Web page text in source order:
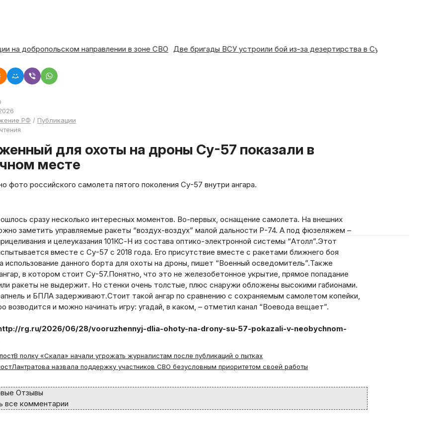
на добропольском направлении в зоне СВО Две бригады ВСУ устроили бой из-за дезертирства в Сумской области
РФ / Публикации
месте
фото российского самолета пятого поколения Су-57 внутри ангара.
сразу несколько интересных моментов. Во-первых, оснащение самолета. На внешних
заметить управляемые ракеты “воздух-воздух” малой дальности Р-74. А под фюзеляжем –
и целеуказания 101КС-Н из состава оптико-электронной системы “Атолл”.Этот
вместе с Су-57 с 2018 года. Его присутствие вместе с ракетами ближнего боя
использование данного борта для охоты на дроны, пишет “Военный осведомитель”.Также
в котором стоит Су-57.Понятно, что это не железобетонное укрытие, прямое попадание
ракеты не выдержит. Но стенки очень толстые, плюс снаружи обложены высокими габионами.
и БПЛА задерживают.Стоит такой ангар по сравнению с сохраняемым самолетом копейки,
возводится и можно начинать игру: угадай, в каком, – отметил канал “Воевода вещает”.
rg.ru/2026/06/28/vooruzhennyj-dlia-ohoty-na-drony-su-57-pokazali-v-neobychnom-
В полку «Скала» начали угрожать журналистам после публикаций о пытках
Лантратова назвала поддержку участников СВО безусловным приоритетом своей работы
Отзывы
все комментарии